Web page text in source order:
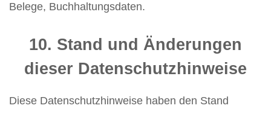
Belege, Buchhaltungsdaten.
10. Stand und Änderungen
dieser Datenschutzhinweise
Diese Datenschutzhinweise haben den Stand